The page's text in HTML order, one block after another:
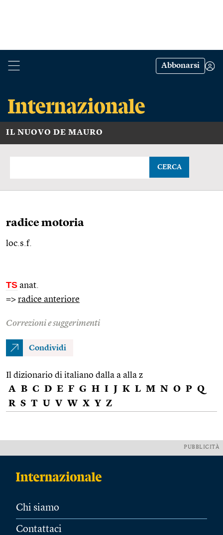
Abbonarsi
IL NUOVO DE MAURO
CERCA
radice motoria
loc.s.f.
TS anat.
=> radice anteriore
Correzioni e suggerimenti
Condividi
Il dizionario di italiano dalla a alla z
A B C D E F G H I J K L M N O P Q
R S T U V W X Y Z
PUBBLICITÀ
Chi siamo
Contattaci